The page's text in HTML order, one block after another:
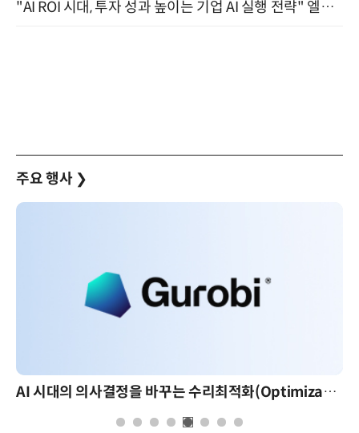
"AI ROI 시대, 투자 성과 높이는 기업 AI 실행 전략" 엘타워 6층 (9월 18일)
주요 행사 ❯
AI 시대의 의사결정을 바꾸는 수리최적화(Optimization): 실제 산업 적용 사례와 활용 전략